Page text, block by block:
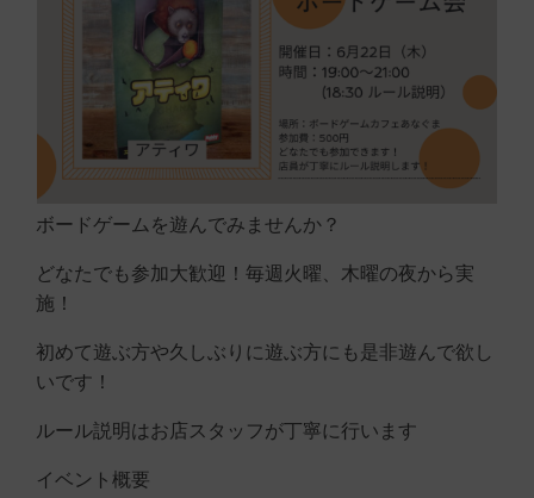
ボードゲームを遊んでみませんか？
どなたでも参加大歓迎！毎週火曜、木曜の夜から実
施！
初めて遊ぶ方や久しぶりに遊ぶ方にも是非遊んで欲し
いです！
ルール説明はお店スタッフが丁寧に行います
イベント概要